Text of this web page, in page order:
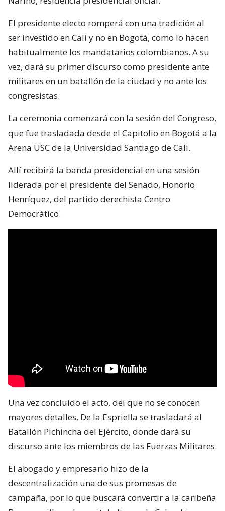
El presidente electo romperá con una tradición al
ser investido en Cali y no en Bogotá, como lo hacen
habitualmente los mandatarios colombianos. A su
vez, dará su primer discurso como presidente ante
militares en un batallón de la ciudad y no ante los
congresistas.
La ceremonia comenzará con la sesión del Congreso,
que fue trasladada desde el Capitolio en Bogotá a la
Arena USC de la Universidad Santiago de Cali.
Allí recibirá la banda presidencial en una sesión
liderada por el presidente del Senado, Honorio
Henríquez, del partido derechista Centro
Democrático.
Una vez concluido el acto, del que no se conocen
mayores detalles, De la Espriella se trasladará al
Batallón Pichincha del Ejército, donde dará su
discurso ante los miembros de las Fuerzas Militares.
El abogado y empresario hizo de la
descentralización una de sus promesas de
campaña, por lo que buscará convertir a la caribeña